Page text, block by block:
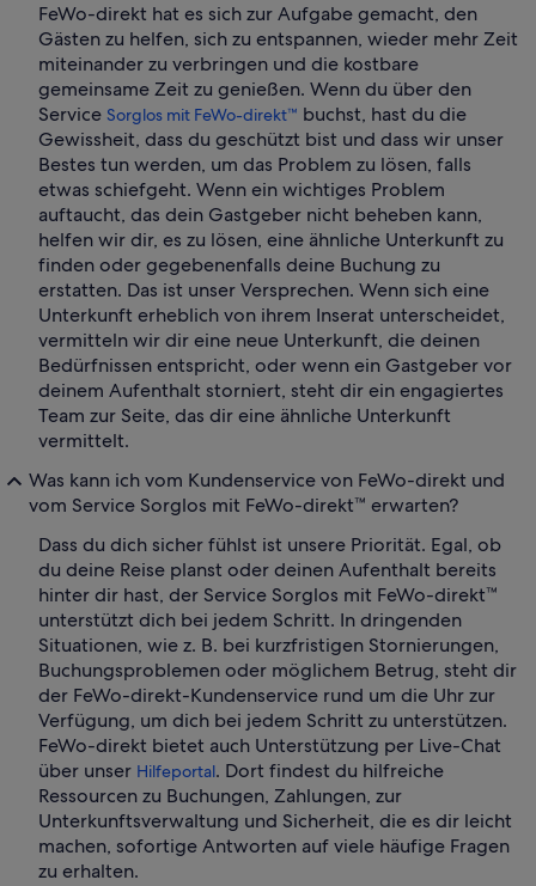
FeWo-direkt hat es sich zur Aufgabe gemacht, den
Gästen zu helfen, sich zu entspannen, wieder mehr Zeit
miteinander zu verbringen und die kostbare
gemeinsame Zeit zu genießen. Wenn du über den
Service Sorglos mit FeWo-direkt™ buchst, hast du die
Gewissheit, dass du geschützt bist und dass wir unser
Bestes tun werden, um das Problem zu lösen, falls
etwas schiefgeht. Wenn ein wichtiges Problem
auftaucht, das dein Gastgeber nicht beheben kann,
helfen wir dir, es zu lösen, eine ähnliche Unterkunft zu
finden oder gegebenenfalls deine Buchung zu
erstatten. Das ist unser Versprechen. Wenn sich eine
Unterkunft erheblich von ihrem Inserat unterscheidet,
vermitteln wir dir eine neue Unterkunft, die deinen
Bedürfnissen entspricht, oder wenn ein Gastgeber vor
deinem Aufenthalt storniert, steht dir ein engagiertes
Team zur Seite, das dir eine ähnliche Unterkunft
vermittelt.
Was kann ich vom Kundenservice von FeWo-direkt und
vom Service Sorglos mit FeWo-direkt™ erwarten?
Dass du dich sicher fühlst ist unsere Priorität. Egal, ob
du deine Reise planst oder deinen Aufenthalt bereits
hinter dir hast, der Service Sorglos mit FeWo-direkt™
unterstützt dich bei jedem Schritt. In dringenden
Situationen, wie z. B. bei kurzfristigen Stornierungen,
Buchungsproblemen oder möglichem Betrug, steht dir
der FeWo-direkt-Kundenservice rund um die Uhr zur
Verfügung, um dich bei jedem Schritt zu unterstützen.
FeWo-direkt bietet auch Unterstützung per Live-Chat
über unser Hilfeportal. Dort findest du hilfreiche
Ressourcen zu Buchungen, Zahlungen, zur
Unterkunftsverwaltung und Sicherheit, die es dir leicht
machen, sofortige Antworten auf viele häufige Fragen
zu erhalten.